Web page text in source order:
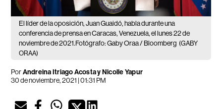
El líder de la oposición, Juan Guaidó, habla durante una
conferencia de prensa en Caracas, Venezuela, el lunes 22 de
noviembre de 2021.Fotógrafo: Gaby Oraa / Bloomberg (GABY
ORAA)
PorAndreina Itriago Acosta y Nicolle Yapur
30 de noviembre, 2021 | 01:31 PM